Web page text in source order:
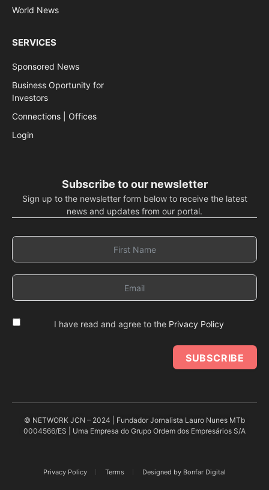
World News
SERVICES
Sponsored News
Business Oportunity for
Investors
Connections | Offices
Login
Subscribe to our newsletter
Sign up to the newsletter form below to receive the latest
news and updates from our portal.
I have read and agree to the Privacy Policy
SUBSCRIBE
© NETWORK JCN – 2024 | Fundador Jornalista Lauro Nunes MTb
0004566/ES | Uma Empresa do Grupo Ordem dos Empresários S/A
Privacy Policy Terms Designed by Bonfar Digital